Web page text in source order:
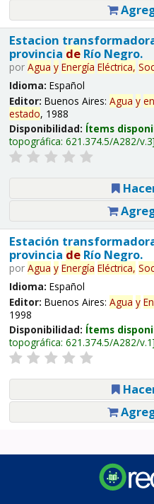
Estacion
provincia deRío Negro.
por Agua y Energía Eléctrica,
Idioma: Español
Editor: Buenos Aires: Agua y
estado, 1988
Disponibilidad: Ítems
topográfica: 621.374.5/A282/v.3
Estación
provincia deRío Negro.
por Agua y Energía Eléctrica,
Idioma: Español
Editor: Buenos Aires: Agua y
1998
Disponibilidad: Ítems
topográfica: 621.374.5/A282/v.1